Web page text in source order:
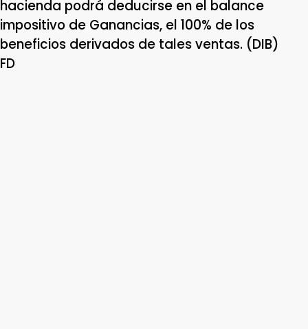
hacienda podrá deducirse en el balance
impositivo de Ganancias, el 100% de los
beneficios derivados de tales ventas. (DIB)
FD